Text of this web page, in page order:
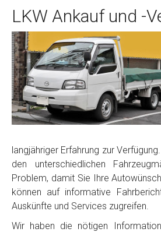
LKW Ankauf und -
langjähriger Erfahrung zur
den unterschiedlichen
Problem, damit Sie Ihre
können auf informative
Auskünfte und Services zugreifen.
Wir haben die nötigen